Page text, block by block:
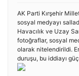
AK Parti Kırşehir
sosyal medyayı
Havacılık ve Uzay
fotoğraflar, sosyal
olarak nitelendirildi.
duruşu, bu iddiayı